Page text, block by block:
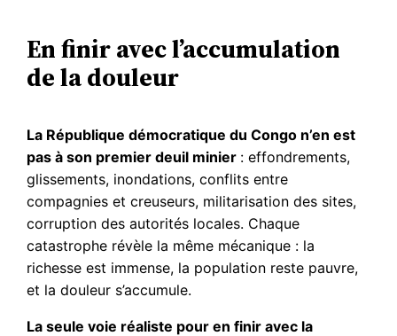
En finir avec l’accumulation
de la douleur
La République démocratique du Congo n’en est
pas à son premier deuil minier : effondrements,
glissements, inondations, conflits entre
compagnies et creuseurs, militarisation des sites,
corruption des autorités locales. Chaque
catastrophe révèle la même mécanique : la
richesse est immense, la population reste pauvre,
et la douleur s’accumule.
La seule voie réaliste pour en finir avec la